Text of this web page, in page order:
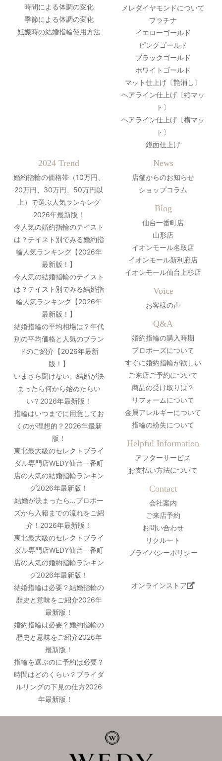
時間による体調の変化
季節による体調の変化
妊娠時の結婚指輪使用方法
メレダイヤモンドについて
プラチナ
イエローゴールド
ピンクゴールド
ブラックゴールド
ホワイトゴールド
マット仕上げ〔艶消し〕
ヘアライン仕上げ〔縦マッ
ト〕
ヘアライン仕上げ〔横マッ
ト〕
鏡面仕上げ
2024 Trend
婚約指輪の価格帯（10万円、
20万円、30万円、50万円以
上）で選ぶ人気ランキング
2026年最新版！
今人気の婚約指輪のテイスト
は？テイスト別でみる婚約指
輪人気ランキング【2026年
最新版！】
今人気の結婚指輪のテイスト
は？テイスト別でみる結婚指
輪人気ランキング【2026年
最新版！】
結婚指輪の平均相場は？年代
別の平均価格と人気のブラン
ドのご紹介【2026年最新
版！】
いまさら聞けない。結婚が決
まったら何から始めたらい
い？2026年最新版！
指輪はいつまでに用意してお
くのが理想的？2026年最新
版！
東北最大級のセレクトブライ
ダル専門店WEDY仙台一番町
店の人気の結婚指輪ランキン
グ2026年最新版！
結婚が決まったら…プロポー
ズから入籍までの流れをご紹
介！2026年最新版！
東北最大級のセレクトブライ
ダル専門店WEDY仙台一番町
店の人気の婚約指輪ランキン
グ2026年最新版！
結婚指輪は必要？結婚指輪の
歴史と意味をご紹介2026年
最新版！
婚約指輪は必要？婚約指輪の
歴史と意味をご紹介2026年
最新版！
指輪を選ぶのに予約は必要？
時間はどのくらい？ブライダ
ルリングの下見の仕方2026
年最新版！
News
店舗からのお知らせ
ショップコラム
Blog
仙台一番町店
山形店
イオンモール名取店
イオンモール新利府店
イオンモール仙台上杉店
Voice
お客様の声
Q&A
婚約指輪の購入時期
プロポーズについて
すぐに婚約指輪が欲しい
ご来店ご予約について
商品の受け取りは？
リフォームについて
金属アレルギーについて
指輪の紛失について
Helpful Information
アフターサービス
お支払い方法について
Contact
会社案内
ご来店予約
お問い合わせ
リクルート
プライバシーポリシー
オンラインストア